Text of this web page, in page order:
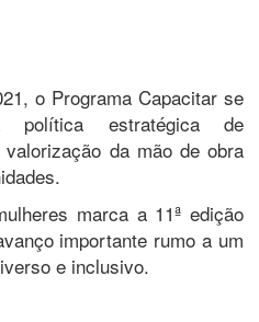
o Programa Capacitar se
política estratégica de
da mão de obra
marca a 11ª edição
importante rumo a um
e inclusivo.